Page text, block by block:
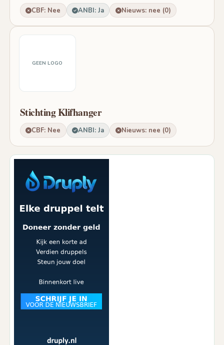
CBF: Nee ANBI: Ja Nieuws: nee (0)
GEEN LOGO
Stichting Klifhanger
CBF: Nee ANBI: Ja Nieuws: nee (0)